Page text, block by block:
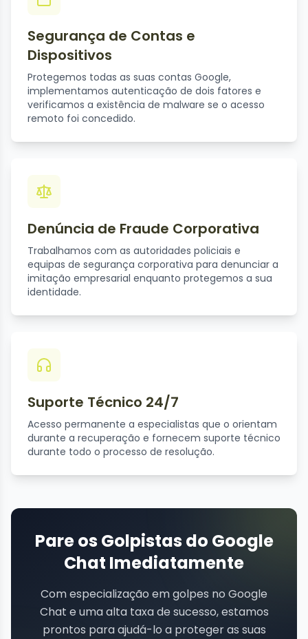
Segurança de Contas e
Dispositivos
Protegemos todas as suas contas Google,
implementamos autenticação de dois fatores e
verificamos a existência de malware se o acesso
remoto foi concedido.
Denúncia de Fraude Corporativa
Trabalhamos com as autoridades policiais e
equipas de segurança corporativa para denunciar a
imitação empresarial enquanto protegemos a sua
identidade.
Suporte Técnico 24/7
Acesso permanente a especialistas que o orientam
durante a recuperação e fornecem suporte técnico
durante todo o processo de resolução.
Pare os Golpistas do Google
Chat Imediatamente
Com especialização em golpes no Google
Chat e uma alta taxa de sucesso, estamos
prontos para ajudá-lo a proteger as suas